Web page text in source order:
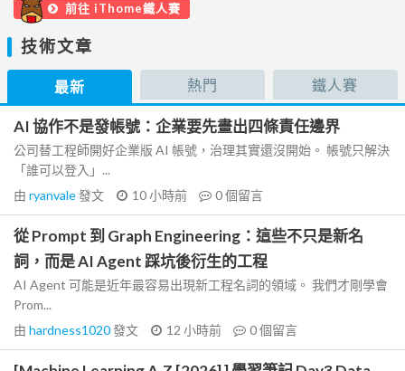
前往 iThome鐵人賽
技術文章
最新 熱門 鐵人賽
AI 協作不是發帳號：企業要先畫出四條責任邊界
公司替工程師開好企業版 AI 帳號，治理其實還沒開始。 帳號只解決
「誰可以登入」...
由 ryanvale發文 10 小時前 0個留言
從 Prompt 到 Graph Engineering：這些不只是新名
詞，而是 AI Agent 踩坑後衍生的工程
AI Agent 可能是近年最容易出現新工程名詞的領域。 我們才剛學會
Prom...
由 hardness1020發文 12 小時前 0個留言